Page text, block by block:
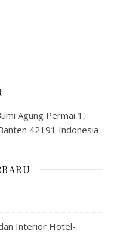
Agung Permai 1,
42191 Indonesia
Interior Hotel-